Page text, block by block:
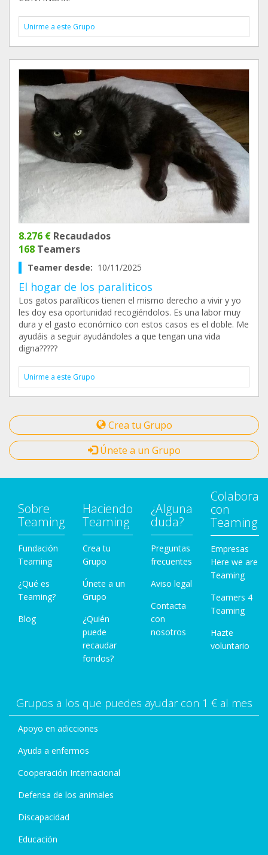
Unirme a este Grupo
8.276 € Recaudados
168 Teamers
Teamer desde: 10/11/2025
El hogar de los paraliticos
Los gatos paralíticos tienen el mismo derecho a vivir y yo
les doy esa oportunidad recogiéndolos. Es una labor muy
dura y el gasto económico con estos casos es el doble. Me
ayudáis a seguir ayudándoles a que tengan una vida
digna?????
Unirme a este Grupo
Crea tu Grupo
Únete a un Grupo
Sobre
Teaming
Fundación
Teaming
¿Qué es
Teaming?
Blog
Haciendo
Teaming
Crea tu
Grupo
Únete a un
Grupo
¿Quién
puede
recaudar
fondos?
¿Alguna
duda?
Preguntas
frecuentes
Aviso legal
Contacta
con
nosotros
Colabora
con
Teaming
Empresas
Here we are
Teaming
Teamers 4
Teaming
Hazte
voluntario
Grupos a los que puedes ayudar con 1 € al mes
Apoyo en adicciones
Ayuda a enfermos
Cooperación Internacional
Defensa de los animales
Discapacidad
Educación